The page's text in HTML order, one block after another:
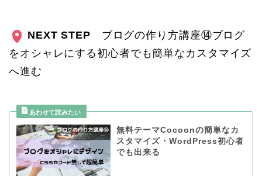
NEXT STEP ブログの作り方講座⑭ブログ
をオシャレにする初心者でも簡単なカスタマイズ
へ進む
無料テーマCocoonの簡単なカ
スタマイズ・WordPress初心者
でも出来る